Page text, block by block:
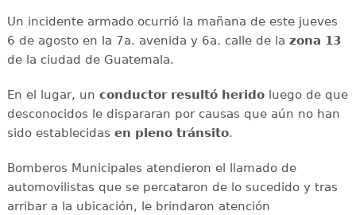
Un incidente armado ocurrió la mañana de este jueves
6 de agosto en la 7a. avenida y 6a. calle de la zona 13
de la ciudad de Guatemala.
En el lugar, un conductor resultó heridoluego de que
desconocidos le dispararan por causas que aún no han
sido establecidas en pleno tránsito.
Bomberos Municipales atendieron el llamado de
automovilistas que se percataron de lo sucedido y tras
arribar a la ubicación, le brindaron atención